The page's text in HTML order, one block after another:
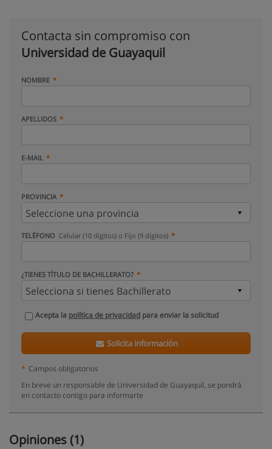
Contacta sin compromiso con
Universidad de Guayaquil
NOMBRE
APELLIDOS
E-MAIL
PROVINCIA
TELÉFONO Celular (10 dígitos) o Fijo (9 dígitos)
¿TIENES TÍTULO DE BACHILLERATO?
Acepta la política de privacidad para enviar la solicitud
Solicita información
* Campos obligatorios
En breve un responsable de Universidad de Guayaquil, se pondrá
en contacto contigo para informarte
Opiniones (1)